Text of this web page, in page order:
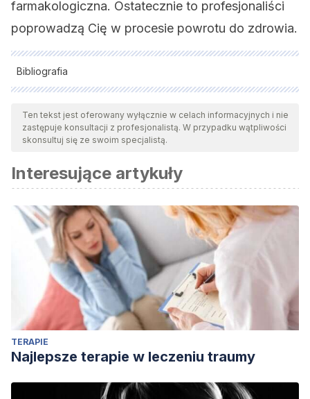
farmakologiczna. Ostatecznie to profesjonaliści
poprowadzą Cię w procesie powrotu do zdrowia.
Bibliografia
Wszystkie cytowane źródła zostały gruntownie
przeanalizowane przez nasz zespół w celu zapewnienia ich
jakości, wiarygodności, aktualności i ważności. Bibliografia
względem naukowym lub akademickim.
Barlow, D. H., Blanchard, E. B., Vermilyea, J. A., Vermilyea, B.
B., & DiNardo, P. A. (1986). Generalized anxiety and
generalized anxiety disorder: description and
reconceptualization. The American journal of psychiatry.
Borkovec, T. D., & Ruscio, A. M. (2001). Psychotherapy for
generalized anxiety disorder. Journal of clinical psychiatry,
62, 37-45.
Dugas, M. J., Gagnon, F., Ladouceur, R., & Freeston, M. H.
(1998). Generalized anxiety disorder: A preliminary test of
a conceptual model. Behaviour research and therapy,
36(2), 215-226.
Ten tekst jest oferowany wyłącznie w celach informacyjnych i nie
zastępuje konsultacji z profesjonalistą. W przypadku wątpliwości
skonsultuj się ze swoim specjalistą.
Interesujące artykuły
TERAPIE
Najlepsze terapie w leczeniu traumy